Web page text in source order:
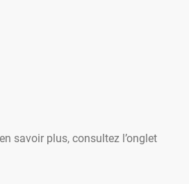
savoir plus, consultez l’onglet